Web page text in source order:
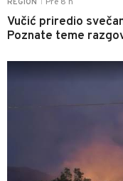
REGION
Vučić priredio
Poznate teme